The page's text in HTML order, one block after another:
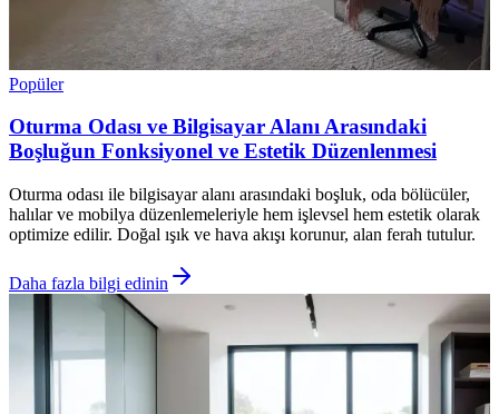
Popüler
Oturma Odası ve Bilgisayar Alanı Arasındaki
Boşluğun Fonksiyonel ve Estetik Düzenlenmesi
Oturma odası ile bilgisayar alanı arasındaki boşluk, oda bölücüler,
halılar ve mobilya düzenlemeleriyle hem işlevsel hem estetik olarak
optimize edilir. Doğal ışık ve hava akışı korunur, alan ferah tutulur.
Daha fazla bilgi edinin